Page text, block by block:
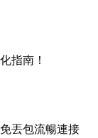
指南！
丟包流暢連接